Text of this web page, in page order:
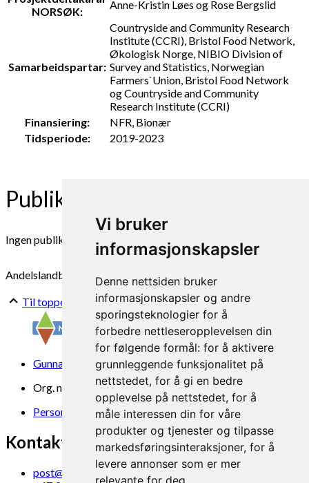
Vi bruker
informasjonskapsler
Denne nettsiden bruker
informasjonskapsler og andre
sporingsteknologier for å
forbedre nettleseropplevelsen din
for følgende formål: for å aktivere
grunnleggende funksjonalitet på
nettstedet, for å gi en bedre
opplevelse på nettstedet, for å
måle interessen din for våre
produkter og tjenester og tilpasse
markedsføringsinteraksjoner, for å
levere annonser som er mer
relevante for deg
NORSØK:
Anne-Kristin Løes og Rose Bergslid
Samarbeidspartar:
Countryside and Community Research
Institute (CCRI), Bristol Food Network,
Økologisk Norge, NIBIO Division of
Survey and Statistics, Norwegian
Farmers`Union, Bristol Food Network
og Countryside and Community
Research Institute (CCRI)
Finansiering:
NFR, Bionær
Tidsperiode:
2019-2023
Publikasjonar
Ingen publikasjoner funnet
Andelslandbruk Bærekraft
Til toppen
Gunnars veg 6, 6630 Tingvoll
Org. nr. 969 840 383
Personvern
Kontakt oss
post@norsok.no